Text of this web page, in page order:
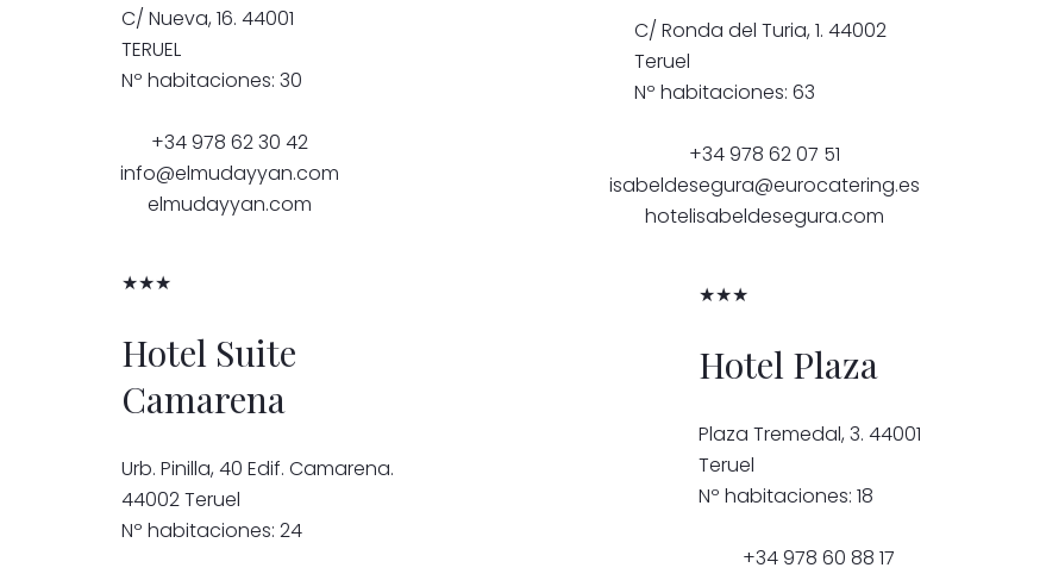
C/ Nueva, 16. 44001
TERUEL
Nº habitaciones: 30
+34 978 62 30 42
info@elmudayyan.com
elmudayyan.com
C/ Ronda del Turia, 1. 44002
Teruel
Nº habitaciones: 63
+34 978 62 07 51
isabeldesegura@eurocatering.es
hotelisabeldesegura.com
★★★
Hotel Suite
Camarena
Urb. Pinilla, 40 Edif. Camarena.
44002 Teruel
Nº habitaciones: 24
★★★
Hotel Plaza
Plaza Tremedal, 3. 44001
Teruel
Nº habitaciones: 18
+34 978 60 88 17